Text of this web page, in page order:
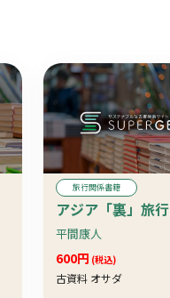
旅行関係書籍
アジア「裏」旅行
平間康人
600円 (税込)
古資料 オサダ